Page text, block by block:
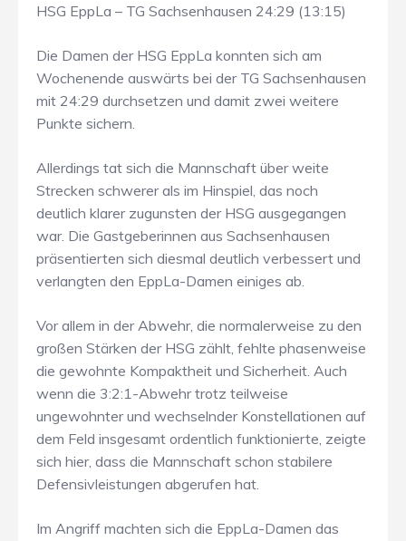
HSG EppLa – TG Sachsenhausen 24:29 (13:15)
Die Damen der HSG EppLa konnten sich am
Wochenende auswärts bei der TG Sachsenhausen
mit 24:29 durchsetzen und damit zwei weitere
Punkte sichern.
Allerdings tat sich die Mannschaft über weite
Strecken schwerer als im Hinspiel, das noch
deutlich klarer zugunsten der HSG ausgegangen
war. Die Gastgeberinnen aus Sachsenhausen
präsentierten sich diesmal deutlich verbessert und
verlangten den EppLa-Damen einiges ab.
Vor allem in der Abwehr, die normalerweise zu den
großen Stärken der HSG zählt, fehlte phasenweise
die gewohnte Kompaktheit und Sicherheit. Auch
wenn die 3:2:1-Abwehr trotz teilweise
ungewohnter und wechselnder Konstellationen auf
dem Feld insgesamt ordentlich funktionierte, zeigte
sich hier, dass die Mannschaft schon stabilere
Defensivleistungen abgerufen hat.
Im Angriff machten sich die EppLa-Damen das